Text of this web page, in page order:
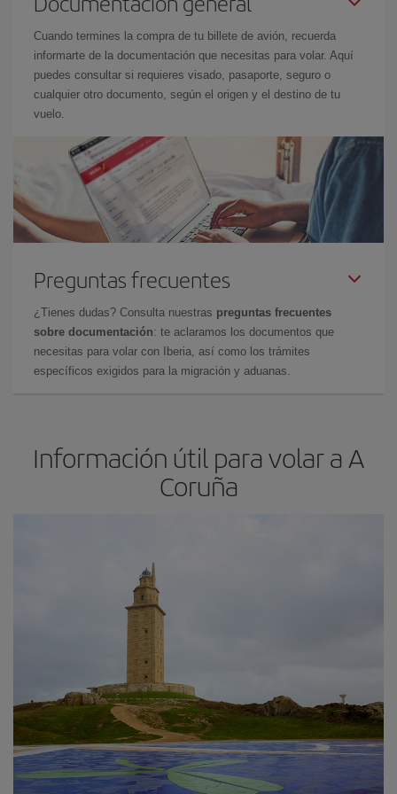
Cuando termines la compra de tu billete de avión, recuerda
informarte de la documentación que necesitas para volar. Aquí
puedes consultar si requieres visado, pasaporte, seguro o
cualquier otro documento, según el origen y el destino de tu
vuelo.
Preguntas frecuentes
¿Tienes dudas? Consulta nuestras preguntas frecuentes
sobre documentación: te aclaramos los documentos que
necesitas para volar con Iberia, así como los trámites
específicos exigidos para la migración y aduanas.
Información útil para volar a A
Coruña